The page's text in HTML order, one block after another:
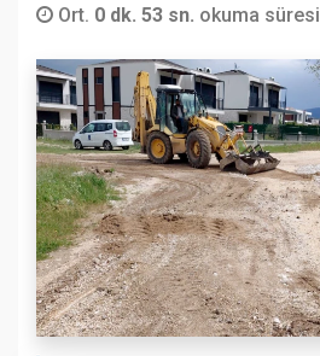
Ort. 0 dk. 53 sn. okuma süresi